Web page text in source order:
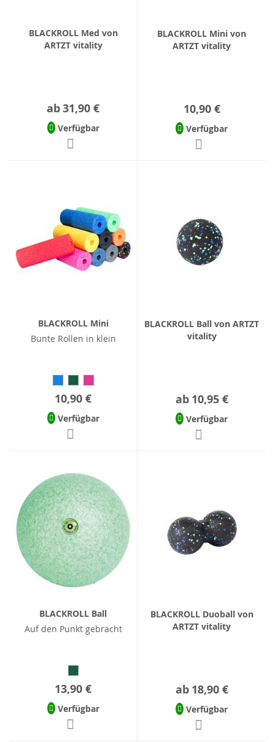
BLACKROLL Med von
ARTZT vitality
ab31,90 €
Verfügbar
BLACKROLL Mini von
ARTZT vitality
10,90 €
Verfügbar
BLACKROLL Mini
Bunte Rollen in klein
10,90 €
Verfügbar
BLACKROLL Ball von ARTZT
vitality
ab 10,95 €
Verfügbar
BLACKROLL Ball
Auf den Punkt gebracht
13,90 €
Verfügbar
BLACKROLL Duoball von
ARTZT vitality
ab 18,90 €
Verfügbar